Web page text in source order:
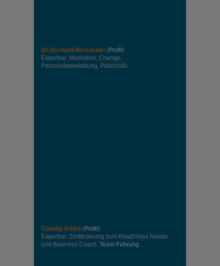
Dr. Gerhard Mersmann (Profil)
Expertise: Mediation, Change,
Personalentwicklung, Publizistik
Claudia Arheit (Profil)
Expertise: Zertifizierung zum RealDrives Master
und Business Coach, Team-Führung